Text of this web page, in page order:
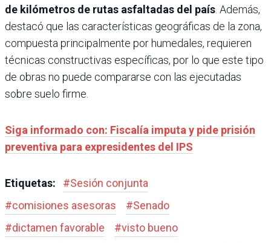
de kilómetros de rutas asfaltadas del país . Además,
destacó que las características geográficas de la zona,
compuesta principalmente por humedales, requieren
técnicas constructivas específicas, por lo que este tipo
de obras no puede compararse con las ejecutadas
sobre suelo firme.
Siga informado con: Fiscalía imputa y pide prisión
preventiva para expresidentes del IPS
Etiquetas: #Sesión conjunta
#comisiones asesoras #Senado
#dictamen favorable #visto bueno